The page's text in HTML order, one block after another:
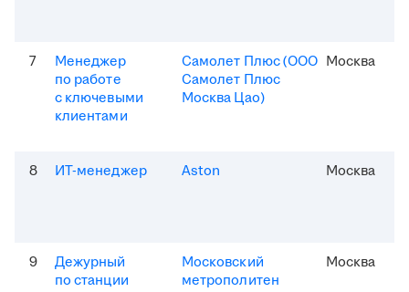
7
Менеджер
по работе
с ключевыми
клиентами
Самолет Плюс (ООО
Самолет Плюс
Москва Цао)
Москва
8 ИТ-менеджер Aston Москва
9
Дежурный
по станции
Московский
метрополитен
Москва